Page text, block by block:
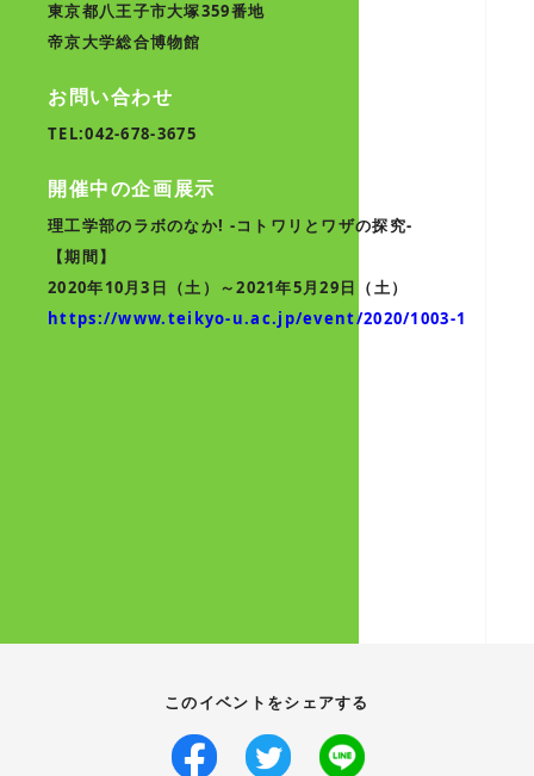
東京都八王子市大塚359番地
帝京大学総合博物館
お問い合わせ
TEL:042-678-3675
開催中の企画展示
理工学部のラボのなか! -コトワリとワザの探究-
【期間】
2020年10月3日（土）～2021年5月29日（土）
https://www.teikyo-u.ac.jp/event/2020/1003-1
このイベントをシェアする